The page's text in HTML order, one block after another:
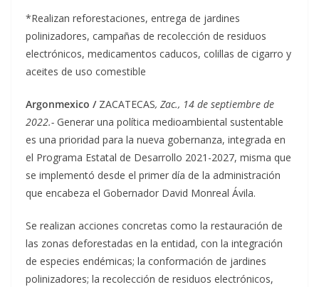
*Realizan reforestaciones, entrega de jardines
polinizadores, campañas de recolección de residuos
electrónicos, medicamentos caducos, colillas de cigarro y
aceites de uso comestible
Argonmexico / ZACATECAS, Zac., 14 de septiembre de
2022.- Generar una política medioambiental sustentable
es una prioridad para la nueva gobernanza, integrada en
el Programa Estatal de Desarrollo 2021-2027, misma que
se implementó desde el primer día de la administración
que encabeza el Gobernador David Monreal Ávila.
Se realizan acciones concretas como la restauración de
las zonas deforestadas en la entidad, con la integración
de especies endémicas; la conformación de jardines
polinizadores; la recolección de residuos electrónicos,